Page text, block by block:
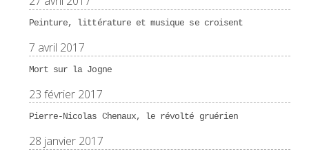
Peinture, littérature et musique se croisent
7 avril 2017
Mort sur la Jogne
23 février 2017
Pierre-Nicolas Chenaux, le révolté gruérien
28 janvier 2017